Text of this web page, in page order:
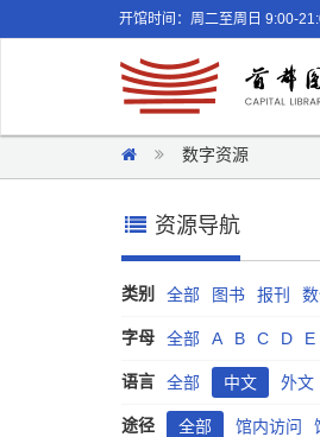
开馆时间：周二至周日 9:00-
数字资源
资源导航
类别 全部 图书 报刊
字母 全部 A B C D E
语言 全部 中文 外文
途径 全部 馆内访问